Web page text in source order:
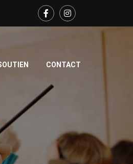
CONTACT